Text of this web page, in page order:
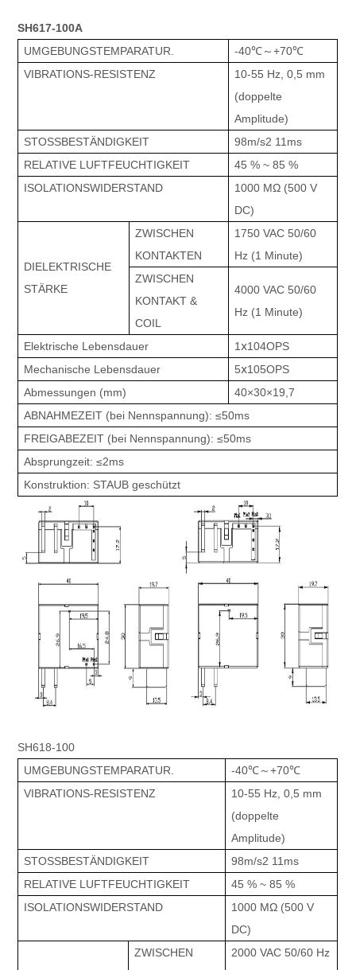
SH617-100A
UMGEBUNGSTEMPARATUR.
-40℃～+70℃
VIBRATIONS-RESISTENZ
10-55 Hz, 0,5 mm
(doppelte
Amplitude)
STOSSBESTÄNDIGKEIT
98m/s2 11ms
RELATIVE LUFTFEUCHTIGKEIT
45 % ~ 85 %
ISOLATIONSWIDERSTAND
1000 MΩ (500 V
DC)
DIELEKTRISCHE
STÄRKE
ZWISCHEN
KONTAKTEN
1750 VAC 50/60
Hz (1 Minute)
ZWISCHEN
KONTAKT &
COIL
4000 VAC 50/60
Hz (1 Minute)
Elektrische Lebensdauer
1ⅹ104OPS
Mechanische Lebensdauer
5ⅹ105OPS
Abmessungen (mm)
40×30×19,7
ABNAHMEZEIT (bei Nennspannung): ≤50ms
FREIGABEZEIT (bei Nennspannung): ≤50ms
Absprungzeit: ≤2ms
Konstruktion: STAUB geschützt
SH618-100
UMGEBUNGSTEMPARATUR.
-40℃～+70℃
VIBRATIONS-RESISTENZ
10-55 Hz, 0,5 mm
(doppelte
Amplitude)
STOSSBESTÄNDIGKEIT
98m/s2 11ms
RELATIVE LUFTFEUCHTIGKEIT
45 % ~ 85 %
ISOLATIONSWIDERSTAND
1000 MΩ (500 V
DC)
ZWISCHEN
2000 VAC 50/60 Hz